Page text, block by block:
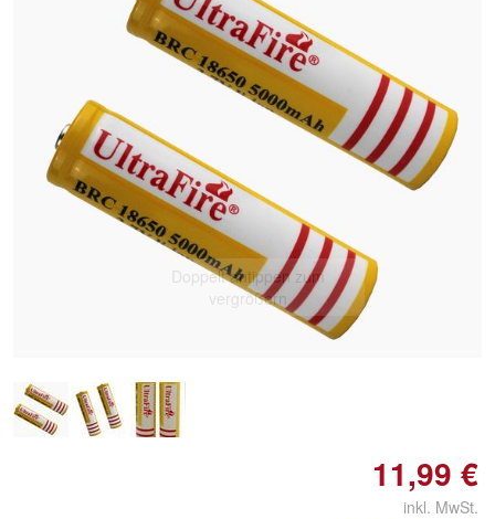
Doppelt antippen zum
vergrößern
11,99 €
inkl. MwSt.